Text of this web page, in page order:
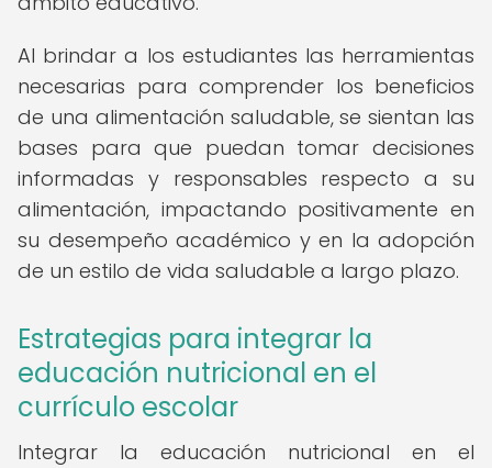
Al brindar a los estudiantes las herramientas
necesarias para comprender los beneficios
de una alimentación saludable, se sientan las
bases para que puedan tomar decisiones
informadas y responsables respecto a su
alimentación, impactando positivamente en
su desempeño académico y en la adopción
de un estilo de vida saludable a largo plazo.
Estrategias para integrar la
educación nutricional en el
currículo escolar
Integrar la educación nutricional en el